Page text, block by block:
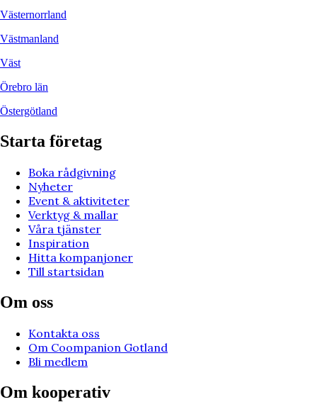
Västernorrland
Västmanland
Väst
Örebro län
Östergötland
Starta företag
Boka rådgivning
Nyheter
Event & aktiviteter
Verktyg & mallar
Våra tjänster
Inspiration
Hitta kompanjoner
Till startsidan
Om oss
Kontakta oss
Om Coompanion Gotland
Bli medlem
Om kooperativ